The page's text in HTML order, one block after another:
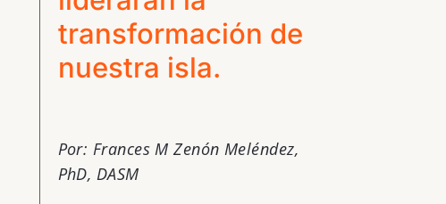
transformación de
nuestra isla.
Por: Frances M Zenón Meléndez,
PhD, DASM